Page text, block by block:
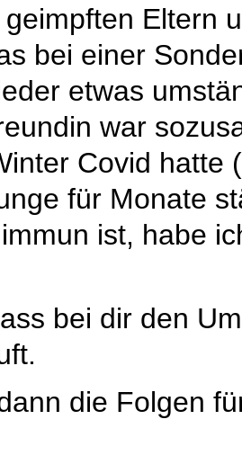
Eltern
bei einer
etwas
war
Covid hatte
für Monate
ist, habe
bei dir den
die Folgen